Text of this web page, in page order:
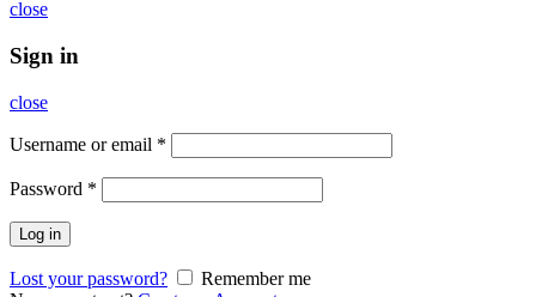
close
Sign in
close
Username or email *
Password *
Log in
Lost your password?
Remember me